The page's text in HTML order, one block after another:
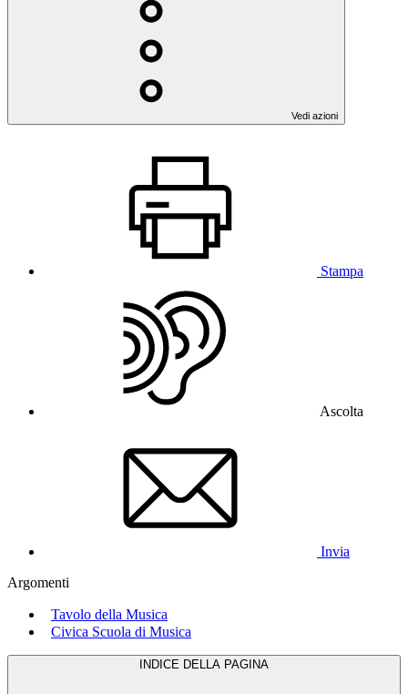
Vedi azioni
Stampa
Ascolta
Invia
Argomenti
Tavolo della Musica
Civica Scuola di Musica
INDICE DELLA PAGINA